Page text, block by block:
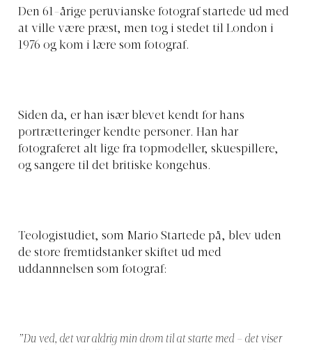
Den 61-årige peruvianske fotograf startede ud med
at ville være præst, men tog i stedet til London i
1976 og kom i lære som fotograf.
Siden da, er han især blevet kendt for hans
portrætteringer kendte personer. Han har
fotograferet alt lige fra topmodeller, skuespillere,
og sangere til det britiske kongehus.
Teologistudiet, som Mario Startede på, blev uden
de store fremtidstanker skiftet ud med
uddannnelsen som fotograf:
”Du ved, det var aldrig min drøm til at starte med – det viser